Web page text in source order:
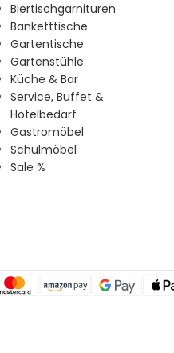
Biertischgarnituren
Banketttische
Gartentische
Gartenstühle
Küche & Bar
Service, Buffet &
Hotelbedarf
Gastromöbel
Schulmöbel
Sale %